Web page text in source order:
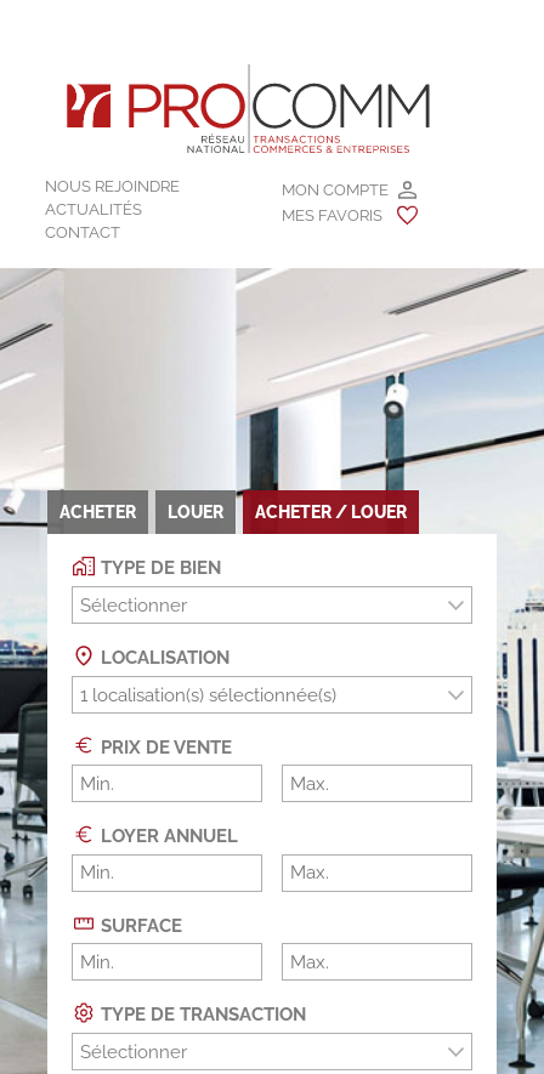
MON COMPTE
MES FAVORIS
NOUS REJOINDRE
ACTUALITÉS
CONTACT
ACHETER LOUER ACHETER / LOUER
TYPE DE BIEN
Sélectionner
LOCALISATION
PRIX DE VENTE
LOYER ANNUEL
SURFACE
TYPE DE TRANSACTION
Sélectionner